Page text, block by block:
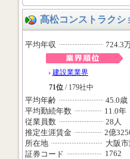
髙松コンストラクシ
平均年収 724.3
建設業業界
71位 / 179社中
平均年齢
45.0歳
平均勤続年数
11.0年
従業員数
28人
推定生涯賃金
2億
所在地
大阪
証券コード
1762